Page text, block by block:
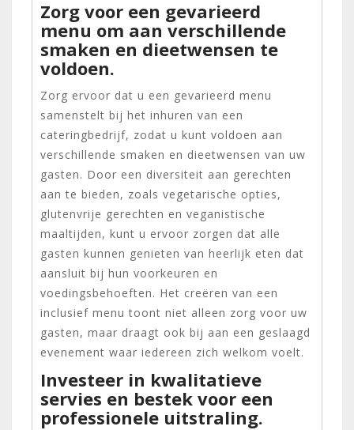
Zorg voor een gevarieerd
menu om aan verschillende
smaken en dieetwensen te
voldoen.
Zorg ervoor dat u een gevarieerd menu
samenstelt bij het inhuren van een
cateringbedrijf, zodat u kunt voldoen aan
verschillende smaken en dieetwensen van uw
gasten. Door een diversiteit aan gerechten
aan te bieden, zoals vegetarische opties,
glutenvrije gerechten en veganistische
maaltijden, kunt u ervoor zorgen dat alle
gasten kunnen genieten van heerlijk eten dat
aansluit bij hun voorkeuren en
voedingsbehoeften. Het creëren van een
inclusief menu toont niet alleen zorg voor uw
gasten, maar draagt ook bij aan een geslaagd
evenement waar iedereen zich welkom voelt.
Investeer in kwalitatieve
servies en bestek voor een
professionele uitstraling.